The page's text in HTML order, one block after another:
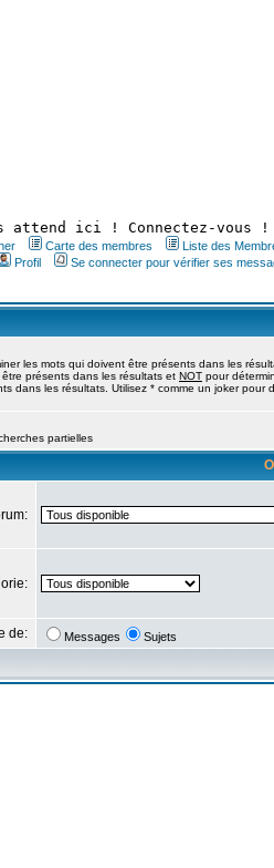
attend ici ! Connectez-vous !
Carte des membres
Liste des
Profil
Se connecter pour vérifier ses
les mots qui doivent être présents dans les
présents dans les résultats et NOT pour
dans les résultats. Utilisez * comme un joker pour
partielles
de: Messages Sujets